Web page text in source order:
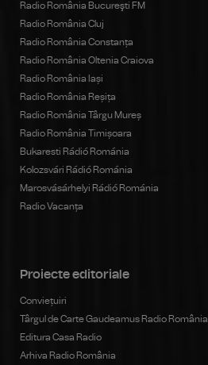
Radio România Bucureşti FM
Radio România Cluj
Radio România Constanța
Radio România Oltenia Craiova
Radio România Iași
Radio România Reșița
Radio România Târgu Mureș
Radio România Timișoara
Bukaresti Rádió Románia
Kolozsvári Rádió Románia
Marosvásárhelyi Rádió Románia
Radio Vacanța
Proiecte editoriale
Conviețuiri
Târgul de Carte Gaudeamus Radio România
Editura Casa Radio
Arhiva Radio România